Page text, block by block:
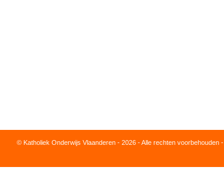
© Katholiek Onderwijs Vlaanderen - 2026 - Alle rechten voorbehouden -